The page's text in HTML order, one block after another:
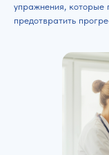
упражнения, которые
предотвратить